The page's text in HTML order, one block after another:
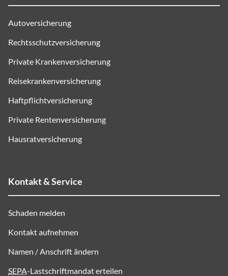
Autoversicherung
Rechtsschutzversicherung
Private Krankenversicherung
Reisekrankenversicherung
Haftpflichtversicherung
Private Rentenversicherung
Hausratversicherung
Kontakt & Service
Schaden melden
Kontakt aufnehmen
Namen / Anschrift ändern
SEPA-Lastschriftmandat erteilen